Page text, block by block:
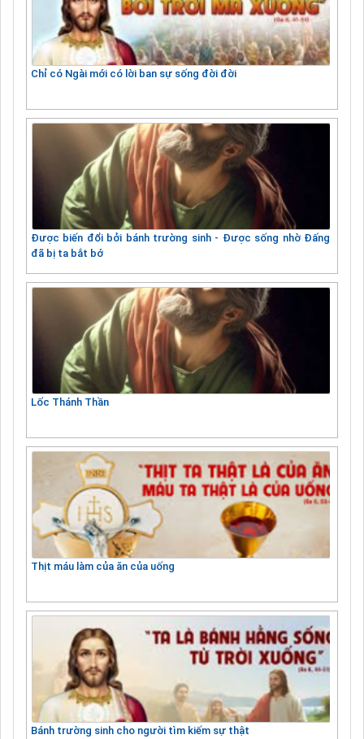
Chỉ có Ngài mới có lời ban sự sống đời đời
Được biến đổi bởi bánh trường sinh - Được sống nhờ Đấng
đã bị ta bắt bớ
Lốc Thánh Thần
Thịt máu làm của ăn của uống
Bánh trường sinh cho người tìm kiếm sự thật